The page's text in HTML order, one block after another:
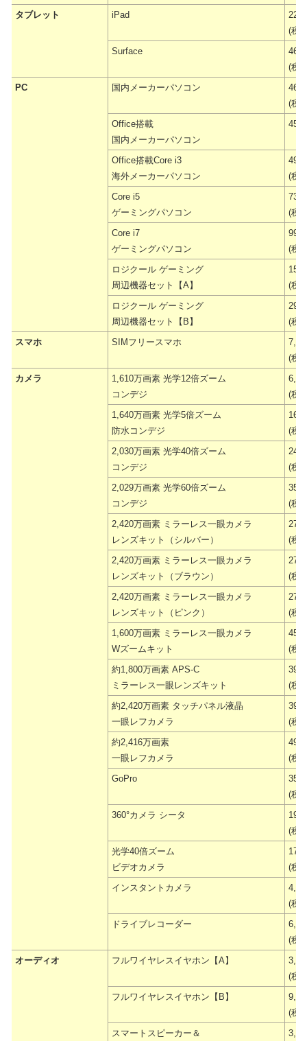
タブレット
iPad
(税
Surface
(税
PC
国内メーカーパソコン
(税
Office搭載
国内メーカーパソコン
Office搭載Core i3
海外メーカーパソコン
(税
Core i5
ゲーミングパソコン
(税
Core i7
ゲーミングパソコン
(税
ロジクール ゲーミング
周辺機器セット【A】
(税
ロジクール ゲーミング
周辺機器セット【B】
(税
スマホ
SIMフリースマホ
(税
カメラ
1,610万画素 光学12倍ズーム
コンデジ
(税
1,640万画素 光学5倍ズーム
防水コンデジ
(税
2,030万画素 光学40倍ズーム
コンデジ
(税
2,029万画素 光学60倍ズーム
コンデジ
(税
2,420万画素 ミラーレス一眼カメラ
レンズキット（シルバー）
(税
2,420万画素 ミラーレス一眼カメラ
レンズキット（ブラウン）
(税
2,420万画素 ミラーレス一眼カメラ
レンズキット（ピンク）
(税
1,600万画素 ミラーレス一眼カメラ
Wズームキット
(税
約1,800万画素 APS-C
ミラーレス一眼レンズキット
(税
約2,420万画素 タッチパネル液晶
一眼レフカメラ
(税
約2,416万画素
一眼レフカメラ
(税
GoPro
(税
360°カメラ シータ
(税
光学40倍ズーム
ビデオカメラ
(税
インスタントカメラ
(税
ドライブレコーダー
(税
オーディオ
フルワイヤレスイヤホン【A】
(税
フルワイヤレスイヤホン【B】
(税
スマートスピーカー＆